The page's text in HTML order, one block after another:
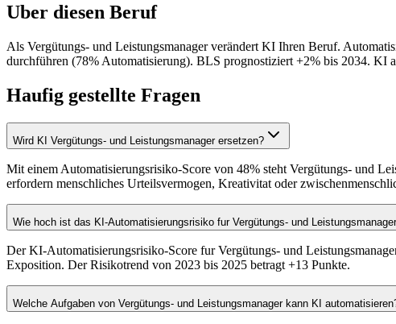
Uber diesen Beruf
Als Vergütungs- und Leistungsmanager verändert KI Ihren Beruf.
durchführen (78% Automatisierung). BLS prognostiziert +2% bis 2034. KI
Haufig gestellte Fragen
Wird KI Vergütungs- und Leistungsmanager ersetzen?
Mit einem Automatisierungsrisiko-Score von 48% steht Vergütungs- und
erfordern menschliches Urteilsvermogen, Kreativitat oder
Wie hoch ist das KI-Automatisierungsrisiko fur Vergütungs- und
Der KI-Automatisierungsrisiko-Score fur Vergütungs- und
Exposition. Der Risikotrend von 2023 bis 2025 betragt +13 Punkte.
Welche Aufgaben von Vergütungs- und Leistungsmanager kann KI